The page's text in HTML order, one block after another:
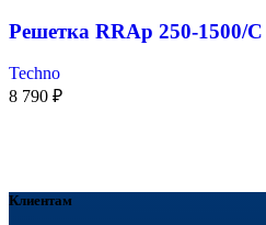
Решетка RRAp 250-1500/С
Techno
8 790 ₽
Клиентам